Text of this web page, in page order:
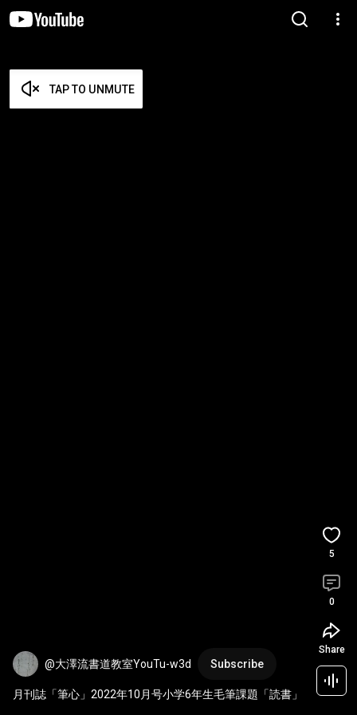
TAP TO UNMUTE
@大澤流書道教室YouTu-w3d Subscribe
月刊誌「筆心」2022年10月号小学6年生毛筆課題「読書」
5
0
Share